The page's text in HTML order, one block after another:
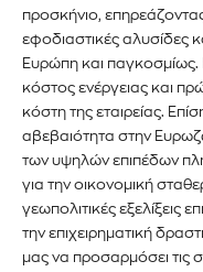
προσκήνιο, επηρεάζοντας
εφοδιαστικές αλυσίδες
Ευρώπη και παγκοσμίως.
κόστος ενέργειας και
κόστη της εταιρείας.
αβεβαιότητα στην
των υψηλών επιπέδων
για την οικονομική
γεωπολιτικές εξελίξεις
την επιχειρηματική
μας να προσαρμόσει τις